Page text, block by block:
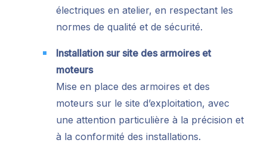
électriques en atelier, en respectant les
normes de qualité et de sécurité.
Installation sur site des armoires et
moteurs
Mise en place des armoires et des
moteurs sur le site d’exploitation, avec
une attention particulière à la précision et
à la conformité des installations.